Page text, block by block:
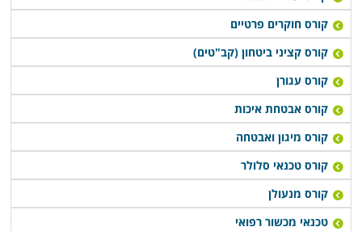
קורס חוקרים פרטיים
קורס קציני ביטחון (קב"טים)
קורס עגורן
קורס אבטחת איכות
קורס מיגון ואבטחה
קורס טכנאי סלולר
קורס מנעולן
טכנאי מכשור רפואי